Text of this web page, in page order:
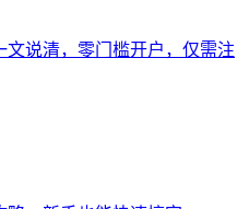
文说清，零门槛开户，仅需注